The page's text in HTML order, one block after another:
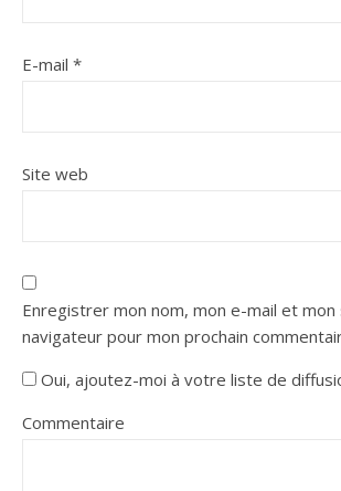
E-mail *
Site web
Enregistrer mon nom, mon e-mail et mon
navigateur pour mon prochain
Oui, ajoutez-moi à votre liste de
Commentaire